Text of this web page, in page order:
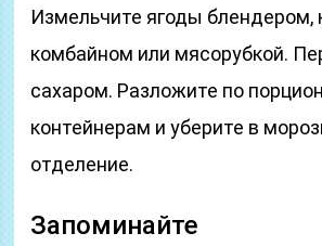
Измельчите ягоды блендером,
комбайном или мясорубкой.
сахаром. Разложите по
контейнерам и уберите в
отделение.
Запоминайте